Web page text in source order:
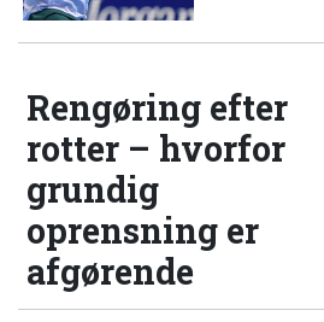
Rengøring efter
rotter – hvorfor
grundig
oprensning er
afgørende